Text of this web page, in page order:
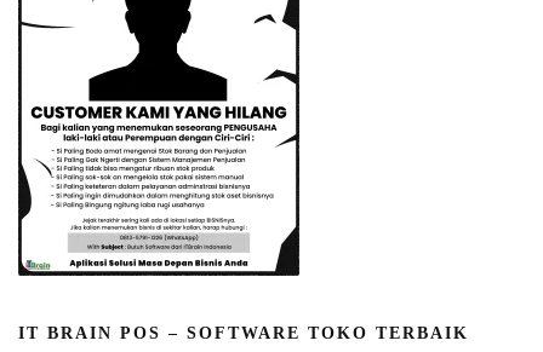
IT BRAIN POS – SOFTWARE TOKO TERBAIK